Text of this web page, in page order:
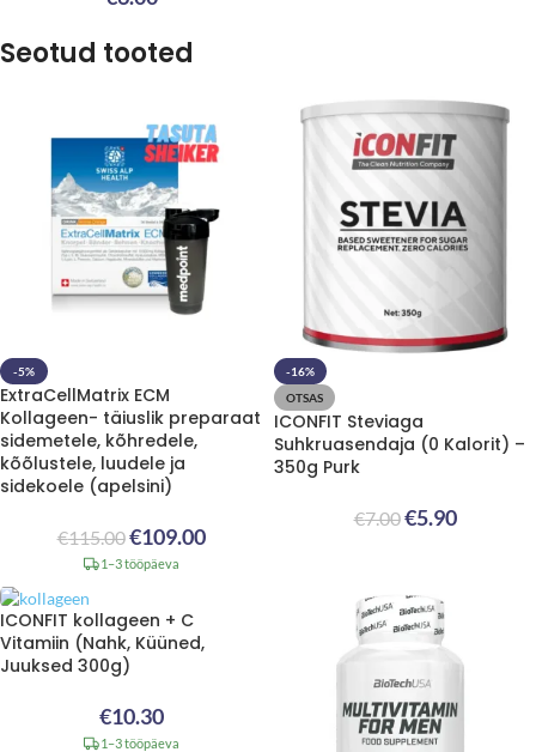
Seotud tooted
-5%
ExtraCellMatrix ECM
Kollageen- täiuslik preparaat
sidemetele, kõhredele,
kõõlustele, luudele ja
sidekoele (apelsini)
€115.00€109.00
1–3 tööpäeva
-16%
OTSAS
ICONFIT Steviaga
Suhkruasendaja (0 Kalorit) –
350g Purk
€7.00€5.90
ICONFIT kollageen + C
Vitamiin (Nahk, Küüned,
Juuksed 300g)
€10.30
1–3 tööpäeva